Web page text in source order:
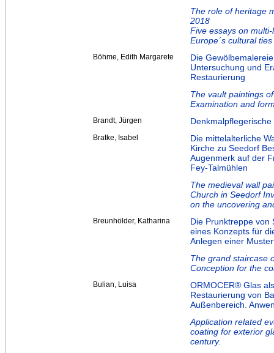
The role of heritage
2018
Five essays on
Europe´s cultural
Böhme, Edith Margarete
Die
Untersuchung und
Restaurierung
The vault paintings
Examination and
Brandt, Jürgen
Bratke, Isabel
Die mittelalterliche
Kirche zu Seedorf
Augenmerk auf der
Fey-Talmühlen
The medieval wall
Church in Seedorf
on the uncovering
Breunhölder, Katharina
Die Prunktreppe von
eines Konzepts für
Anlegen einer
The grand staircase
Conception for the
Bulian, Luisa
ORMOCER® Glas
Restaurierung von
Außenbereich.
Application related
coating for exterior
century.